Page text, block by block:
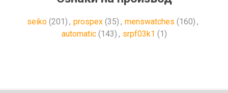
seiko (201) , prospex (35) , menswatches (160) ,
automatic (143) , srpf03k1 (1)